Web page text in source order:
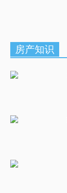
房产知识